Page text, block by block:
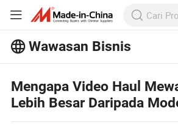
Wawasan Bisnis
Mengapa Video Haul
Lebih Besar Daripada